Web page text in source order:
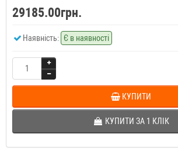
29185.00грн.
Наявність: Є в наявності
КУПИТИ
КУПИТИ ЗА 1 КЛIК